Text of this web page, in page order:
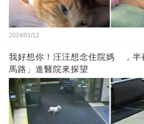
2024/01/12
我好想你！汪汪想念住院媽 ，半
馬路」進醫院來探望